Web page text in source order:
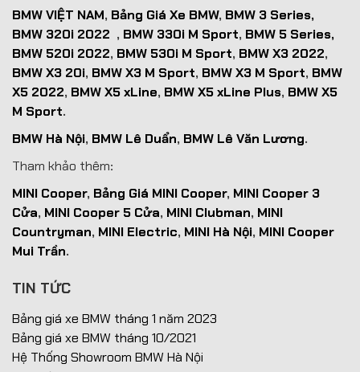
BMW VIỆT NAM, Bảng Giá Xe BMW, BMW 3 Series,
BMW 320i 2022 , BMW 330i M Sport, BMW 5 Series,
BMW 520i 2022, BMW 530i M Sport, BMW X3 2022,
BMW X3 20i, BMW X3 M Sport, BMW X3 M Sport, BMW
X5 2022, BMW X5 xLine, BMW X5 xLine Plus, BMW X5
M Sport.
BMW Hà Nội, BMW Lê Duẩn, BMW Lê Văn Lương.
Tham khảo thêm:
MINI Cooper, Bảng Giá MINI Cooper, MINI Cooper 3
Cửa, MINI Cooper 5 Cửa, MINI Clubman, MINI
Countryman, MINI Electric, MINI Hà Nội, MINI Cooper
Mui Trần.
TIN TỨC
Bảng giá xe BMW tháng 1 năm 2023
Bảng giá xe BMW tháng 10/2021
Hệ Thống Showroom BMW Hà Nội